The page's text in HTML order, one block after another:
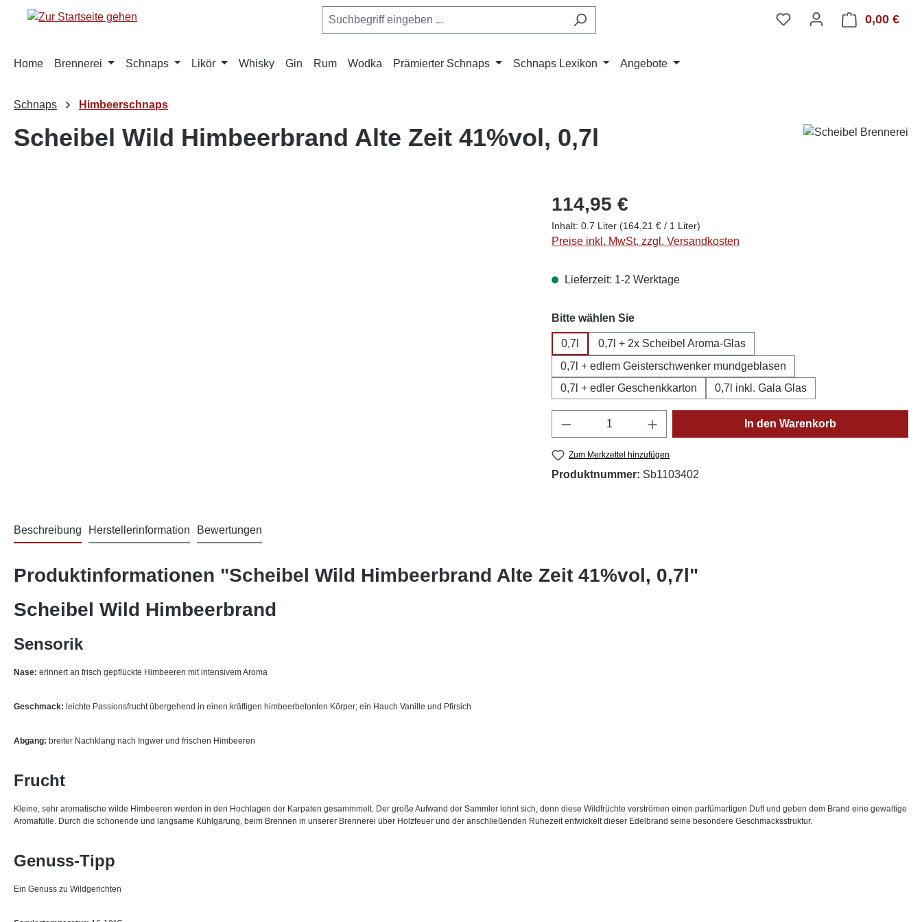
Zur Hauptnavigation springen 0,00 €
Home Brennerei Schnaps Likör Whisky Gin Rum Wodka Prämierter Schnaps Schnaps Lexikon Angebote
Schnaps Himbeerschnaps
Scheibel Wild Himbeerbrand Alte Zeit 41%vol, 0,7l
114,95 €
Inhalt: 0.7 Liter (164,21 € / 1 Liter)
Preise inkl. MwSt. zzgl. Versandkosten
Lieferzeit: 1-2 Werktage
Bitte wählen Sieauswählen
0,7l
0,7l + 2x Scheibel Aroma-Glas
0,7l + edlem Geisterschwenker mundgeblasen
0,7l + edler Geschenkkarton
0,7l inkl. Gala Glas
Produkt Anzahl: Gib den gewünschten Wert ein
In den Warenkorb
Zum Merkzettel hinzufügen
Produktnummer: Sb1103402
Beschreibung Herstellerinformation Bewertungen
Produktinformationen "Scheibel Wild Himbeerbrand Alte Zeit 41%vol, 0,7l"
Scheibel Wild Himbeerbrand
Sensorik
Nase: erinnert an frisch gepflückte Himbeeren mit intensivem Aroma
Geschmack: leichte Passionsfrucht übergehend in einen kräftigen himbeerbetonten Körper; ein Hauch Vanille und Pfirsich
Abgang: breiter Nachklang nach Ingwer und frischen Himbeeren
Frucht
Kleine, sehr aromatische wilde Himbeeren werden in den Hochlagen der Karpaten gesammmelt. Der große Aufwand der Sammler lohnt sich, denn diese Wildfrüchte verströmen einen parfümartigen Duft und geben dem Brand eine gewaltige
Aromafülle. Durch die schonende und langsame Kühlgärung, beim Brennen in unserer Brennerei über Holzfeuer und der anschließenden Ruhezeit entwickelt dieser Edelbrand seine besondere Geschmacksstruktur.
Genuss-Tipp
Ein Genuss zu Wildgerichten